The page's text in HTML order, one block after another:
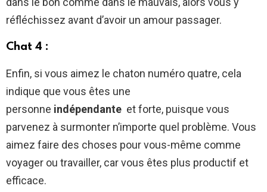
réfléchissez avant d’avoir un amour passager.
Chat 4 :
Enfin, si vous aimez le chaton numéro quatre, cela
indique que vous êtes une
personne indépendante et forte, puisque vous
parvenez à surmonter n’importe quel problème. Vous
aimez faire des choses pour vous-même comme
voyager ou travailler, car vous êtes plus productif et
efficace.